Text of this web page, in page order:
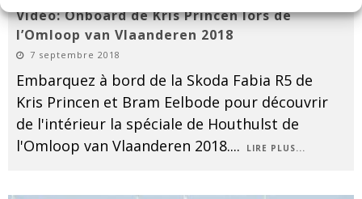
Vidéo: Onboard de Kris Princen lors de
l’Omloop van Vlaanderen 2018
7 septembre 2018
Embarquez à bord de la Skoda Fabia R5 de
Kris Princen et Bram Eelbode pour découvrir
de l'intérieur la spéciale de Houthulst de
l'Omloop van Vlaanderen 2018.... LIRE PLUS...